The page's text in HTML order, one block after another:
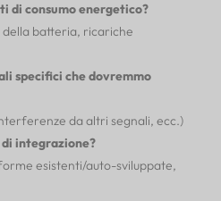
di consumo energetico?
batteria, ricariche
specifici che dovremmo
da altri segnali, ecc.)
di integrazione?
esistenti/auto-sviluppate,